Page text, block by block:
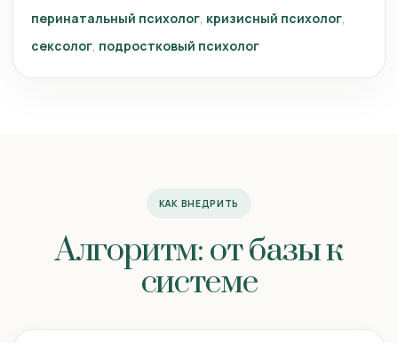
перинатальный психолог кризисный психолог
сексолог подростковый психолог
КАК ВНЕДРИТЬ
Алгоритм: от базы к
системе